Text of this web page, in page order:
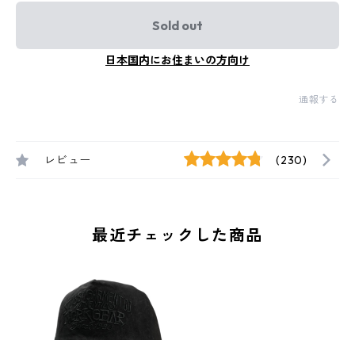
Sold out
日本国内にお住まいの方向け
通報する
レビュー (230)
最近チェックした商品